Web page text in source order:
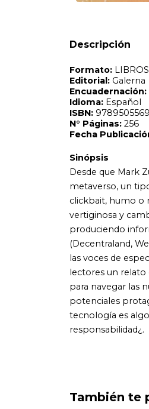
Descripción
clickbait, humo o
produciendo
(Decentraland, Web3,
las voces de
lectores un relato claro
para navegar las
potenciales
responsabilidad¿.
También te